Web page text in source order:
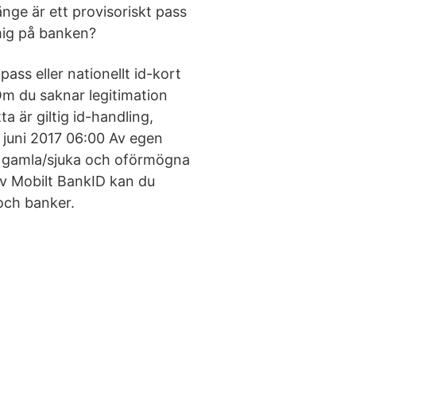
är ett provisoriskt pass
på banken?
eller nationellt id-kort
du saknar legitimation
är giltig id-handling,
2017 06:00 Av egen
sjuka och oförmögna
Mobilt BankID kan du
banker.